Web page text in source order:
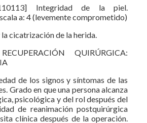
Integridad de la piel.
a: 4 (levemente comprometido)
cicatrización de la herida.
QUIRÚRGICA:
de los signos y síntomas de las
Grado en que una persona alcanza
psicológica y del rol después del
de reanimación postquirúrgica
clínica después de la operación.